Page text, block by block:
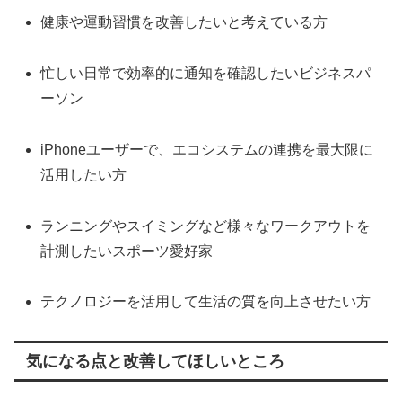
健康や運動習慣を改善したいと考えている方
忙しい日常で効率的に通知を確認したいビジネスパ
ーソン
iPhoneユーザーで、エコシステムの連携を最大限に
活用したい方
ランニングやスイミングなど様々なワークアウトを
計測したいスポーツ愛好家
テクノロジーを活用して生活の質を向上させたい方
気になる点と改善してほしいところ